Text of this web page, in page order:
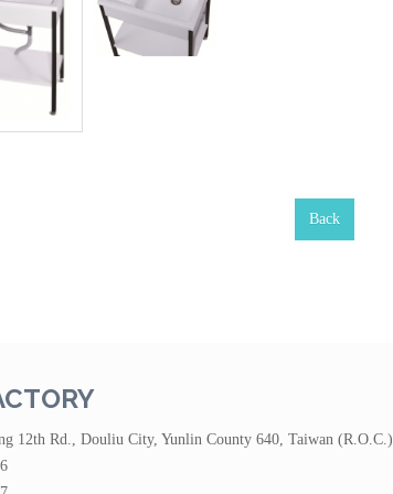
Back
12th Rd., Douliu City, Yunlin County 640, Taiwan (R.O.C.)